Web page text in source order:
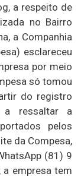
a respeito de
no Bairro
a Companhia
esclareceu
por meio
só tomou
do registro
a ressaltar a
pelos
da Compesa,
(81) 9
empresa tem